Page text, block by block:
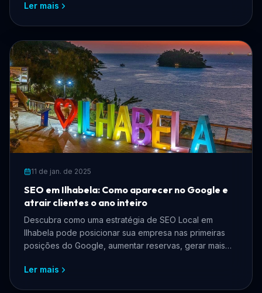
Ler mais
11 de jan. de 2025
SEO em Ilhabela: Como aparecer no Google e
atrair clientes o ano inteiro
Descubra como uma estratégia de SEO Local em
Ilhabela pode posicionar sua empresa nas primeiras
posições do Google, aumentar reservas, gerar mais
Ler mais